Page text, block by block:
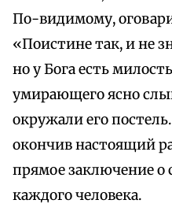
По-видимому,
«Поистине так, и не
но у Бога есть
умирающего ясно
окружали его
окончив настоящий
прямое заключение о
каждого человека.